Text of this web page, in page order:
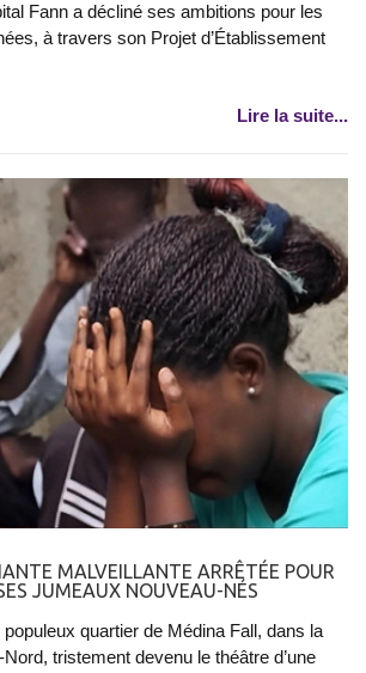
Fann a décliné ses ambitions pour les
à travers son Projet d’Établissement
Lire la suite...
MALVEILLANTE ARRÊTÉE POUR
JUMEAUX NOUVEAU-NÉS
quartier de Médina Fall, dans la
tristement devenu le théâtre d’une